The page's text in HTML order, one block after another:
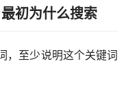
初为什么搜索
，至少说明这个关键词